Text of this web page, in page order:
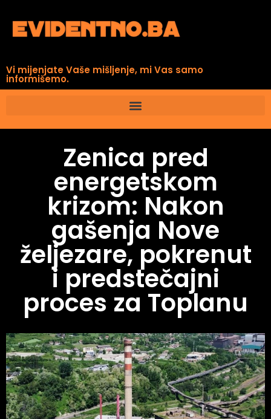
Vi mijenjate Vaše mišljenje, mi Vas samo
informišemo.
Zenica pred
energetskom
krizom: Nakon
gašenja Nove
željezare, pokrenut
i predstečajni
proces za Toplanu